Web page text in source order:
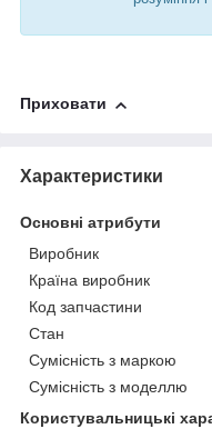
Приховати
Характеристики
Основні атрибути
Виробник
Країна виробник
Код запчастини
Стан
Сумісність з маркою
Сумісність з моделлю
Користувальницькі